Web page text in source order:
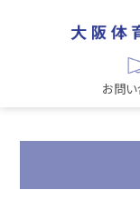
お問